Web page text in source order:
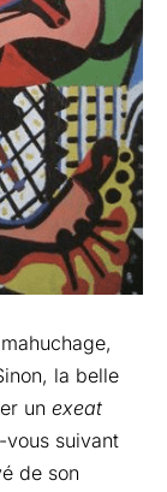
la belle
un exeat
suivant
de son